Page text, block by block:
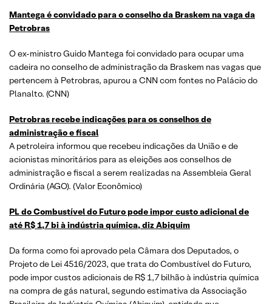
Mantega é convidado para o conselho da Braskem na vaga da
Petrobras
O ex-ministro Guido Mantega foi convidado para ocupar uma
cadeira no conselho de administração da Braskem nas vagas que
pertencem à Petrobras, apurou a CNN com fontes no Palácio do
Planalto. (CNN)
Petrobras recebe indicações para os conselhos de
administração e fiscal
A petroleira informou que recebeu indicações da União e de
acionistas minoritários para as eleições aos conselhos de
administração e fiscal a serem realizadas na Assembleia Geral
Ordinária (AGO). (Valor Econômico)
PL do Combustível do Futuro pode impor custo adicional de
até R$ 1,7 bi à indústria química, diz Abiquim
Da forma como foi aprovado pela Câmara dos Deputados, o
Projeto de Lei 4516/2023, que trata do Combustível do Futuro,
pode impor custos adicionais de R$ 1,7 bilhão à indústria química
na compra de gás natural, segundo estimativa da Associação